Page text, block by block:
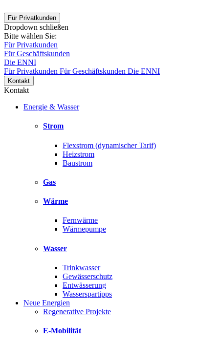
Für Privatkunden
Dropdown schließen
Bitte wählen Sie:
Für Privatkunden
Für Geschäftskunden
Die ENNI
Für Privatkunden Für Geschäftskunden Die ENNI
Kontakt
Kontakt
Energie & Wasser
Strom
Flexstrom (dynamischer Tarif)
Heizstrom
Baustrom
Gas
Wärme
Fernwärme
Wärmepumpe
Wasser
Trinkwasser
Gewässerschutz
Entwässerung
Wasserspartipps
Neue Energien
Regenerative Projekte
E-Mobilität